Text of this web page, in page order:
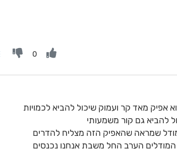
0
אפיק מאד קר ועמוק שיכול להביא לכמויות
להביא גם קור משמעותי
מינוס) אין שום מודל שמראה שהאפיק הזה מצליח להדרים
המודלים הערב החל משבת אנחנו נכנסים